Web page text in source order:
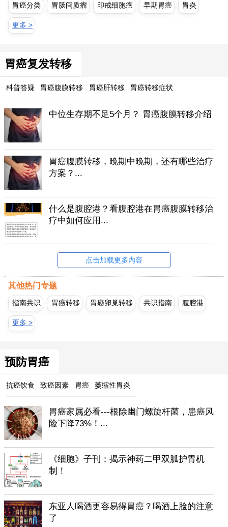
胃癌分类 胃肠间质瘤 印戒细胞癌 早期胃癌 胃炎
更多 >
胃癌复发转移
科普答疑 胃癌腹膜转移 胃癌肝转移 胃癌转移症状
中位生存期不足5个月？ 胃癌腹膜转移介绍
胃癌腹膜转移，晚期中晚期，还有哪些治疗
方案？...
什么是腹腔港？看腹腔港在胃癌腹膜转移治
疗中如何应用...
点击加载更多内容
其他热门专题
指南共识 胃癌转移 胃癌卵巢转移 共识指南 腹腔港
更多 >
预防胃癌
抗癌饮食 致癌因素 胃癌 萎缩性胃炎
胃癌家属必看---根除幽门螺旋杆菌，患癌风
险下降73%！...
《细胞》子刊：揭示神药二甲双胍护胃机
制！
东亚人喝酒更容易得胃癌？喝酒上脸的注意
了